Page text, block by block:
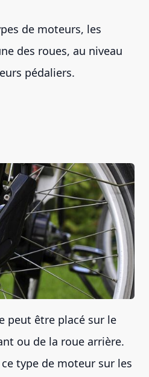
de moteurs, les
des roues, au niveau
pédaliers.
peut être placé sur le
ou de la roue arrière.
type de moteur sur les